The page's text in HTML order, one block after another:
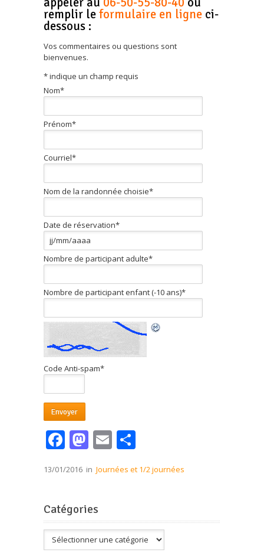
remplir leformulaire en ligne ci-
dessous :
Vos commentaires ou questions sont
bienvenues.
*indique un champ requis
Nom*
Prénom*
Courriel*
Nom de la randonnée choisie*
Date de réservation*
Nombre de participant adulte*
Nombre de participant enfant (-10 ans)*
Code Anti-spam*
Facebook
Mastodon
Email
13/01/2016 in Journées et 1/2 journées
Catégories